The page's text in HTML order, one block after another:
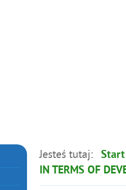
Jesteś tutaj: Start
IN TERMS OF